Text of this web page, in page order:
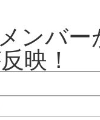
ンバ
映！